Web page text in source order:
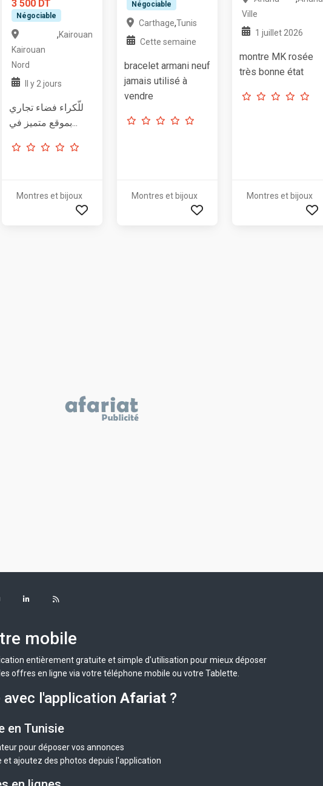
3 500 DT
Négociable
Kairouan
Nord
,Kairouan
Il y 2 jours
للّكراء فضاء تجاري
بموقع متميز في...
Montres et bijoux
Négociable
Carthage,Tunis
Cette semaine
bracelet armani neuf
jamais utilisé à
vendre
Montres et bijoux
Ville
1 juillet 2026
montre MK rosée
très bonne état
Montres et bijoux
mobile
entièrement gratuite et simple d'utilisation pour mieux déposer
offres en ligne via votre téléphone mobile ou votre Tablette.
l'application Afariat ?
en Tunisie
pour déposer vos annonces
et ajoutez des photos depuis l'application